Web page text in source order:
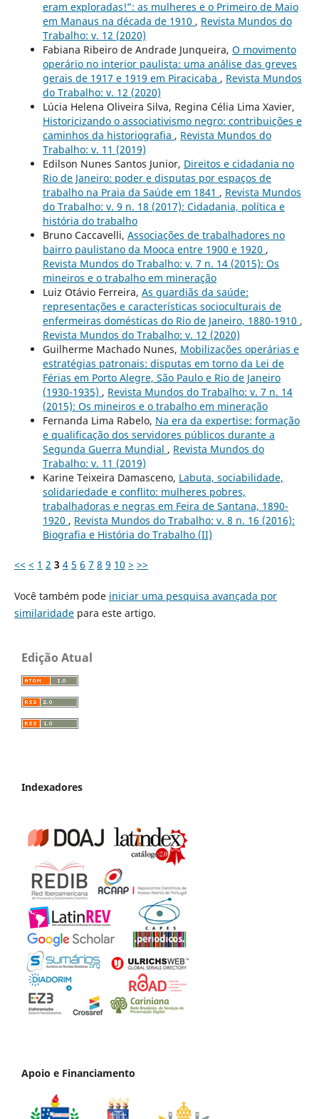
eram exploradas!”: as mulheres e o Primeiro de Maio
em Manaus na década de 1910 , Revista Mundos do
Trabalho: v. 12 (2020)
Fabiana Ribeiro de Andrade Junqueira, O movimento
operário no interior paulista: uma análise das greves
gerais de 1917 e 1919 em Piracicaba , Revista Mundos
do Trabalho: v. 12 (2020)
Lúcia Helena Oliveira Silva, Regina Célia Lima Xavier,
Historicizando o associativismo negro: contribuições e
caminhos da historiografia , Revista Mundos do
Trabalho: v. 11 (2019)
Edilson Nunes Santos Junior, Direitos e cidadania no
Rio de Janeiro: poder e disputas por espaços de
trabalho na Praia da Saúde em 1841 , Revista Mundos
do Trabalho: v. 9 n. 18 (2017): Cidadania, política e
história do trabalho
Bruno Caccavelli, Associações de trabalhadores no
bairro paulistano da Mooca entre 1900 e 1920 ,
Revista Mundos do Trabalho: v. 7 n. 14 (2015): Os
mineiros e o trabalho em mineração
Luiz Otávio Ferreira, As guardiãs da saúde:
representações e características socioculturais de
enfermeiras domésticas do Rio de Janeiro, 1880-1910 ,
Revista Mundos do Trabalho: v. 12 (2020)
Guilherme Machado Nunes, Mobilizações operárias e
estratégias patronais: disputas em torno da Lei de
Férias em Porto Alegre, São Paulo e Rio de Janeiro
(1930-1935) , Revista Mundos do Trabalho: v. 7 n. 14
(2015): Os mineiros e o trabalho em mineração
Fernanda Lima Rabelo, Na era da expertise: formação
e qualificação dos servidores públicos durante a
Segunda Guerra Mundial , Revista Mundos do
Trabalho: v. 11 (2019)
Karine Teixeira Damasceno, Labuta, sociabilidade,
solidariedade e conflito: mulheres pobres,
trabalhadoras e negras em Feira de Santana, 1890-
1920 , Revista Mundos do Trabalho: v. 8 n. 16 (2016):
Biografia e História do Trabalho (II)
<< < 1 2 3 4 5 6 7 8 9 10 > >>
Você também pode iniciar uma pesquisa avançada por
similaridadepara este artigo.
Edição Atual
Indexadores
Apoio e Financiamento